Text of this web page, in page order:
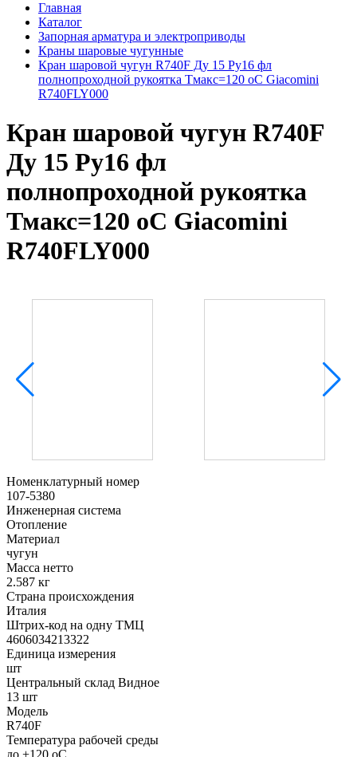
Главная
Каталог
Запорная арматура и электроприводы
Краны шаровые чугунные
Кран шаровой чугун R740F Ду 15 Ру16 фл
полнопроходной рукоятка Тмакс=120 оС Giacomini
R740FLY000
Кран шаровой чугун R740F
Ду 15 Ру16 фл
полнопроходной рукоятка
Тмакс=120 оС Giacomini
R740FLY000
Номенклатурный номер
107-5380
Инженерная система
Отопление
Материал
чугун
Масса нетто
2.587 кг
Страна происхождения
Италия
Штрих-код на одну ТМЦ
4606034213322
Единица измерения
шт
Центральный склад Видное
13 шт
Модель
R740F
Температура рабочей среды
до +120 oC